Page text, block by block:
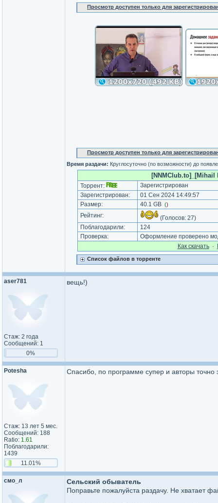
Просмотр доступен только для
Просмотр доступен только для
Время раздачи: Круглосуточно (по возможности) до
Торрент:
Зарегистрирован
Зарегистрирован:
01 Сен 2024 14:49:57
Размер:
40.1 GB ()
Рейтинг: (Голосов: 27)
Поблагодарили:
124
Проверка:
Оформление проверено
Как cкачать·
Список файлов в торренте
aser781
Стаж: 2 года
Сообщений: 1
0%
вещь!)
Potesha
Стаж: 13 лет 5 мес.
Сообщений: 188
Ratio: 1.61
Поблагодарили:
1439
11.01%
Спасибо, по программе супер и авторы
смо_л
Сельский обыватель
Поправьте пожалуйста раздачу. Не хватает